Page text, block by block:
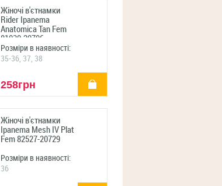
Жіночі в'єтнамки
Rider Ipanema
Anatomica Tan Fem
81030-20706
Розміри в наявності:
35-36, 37, 38
258грн
Жіночі в'єтнамки
Ipanema Mesh IV Plat
Fem 82527-20729
Розміри в наявності:
36